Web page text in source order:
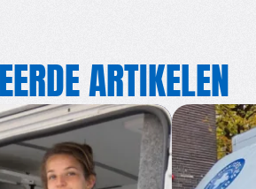
ARTIKELEN